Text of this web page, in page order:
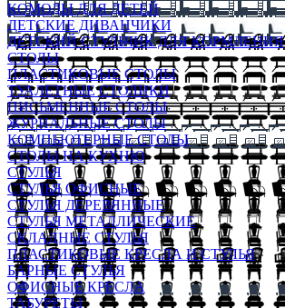
КОМОДЫ ДЛЯ ДЕТЕЙ
ДЕТСКИЕ ДИВАНЧИКИ
ДЕТСКИЙ СТУЛЬЧИК ДЛЯ КОРМЛЕНИЯ
СТОЛЫ
ПЛАСТИКОВЫЕ СТОЛЫ
ТУАЛЕТНЫЕ СТОЛИКИ
ПИСЬМЕННЫЕ СТОЛЫ
ЖУРНАЛЬНЫЕ СТОЛЫ
КОМПЬЮТЕРНЫЕ СТОЛЫ
СТОЛЫ НА КУХНЮ
СТУЛЬЯ
СТУЛЬЯ ОФИСНЫЕ
СТУЛЬЯ ДЕРЕВЯННЫЕ
СТУЛЬЯ МЕТАЛЛИЧЕСКИЕ
СКЛАДНЫЕ СТУЛЬЯ
ПЛАСТИКОВЫЕ КРЕСЛА И СТУЛЬЯ
БАРНЫЕ СТУЛЬЯ
ОФИСНЫЕ КРЕСЛА
ТАБУРЕТЫ